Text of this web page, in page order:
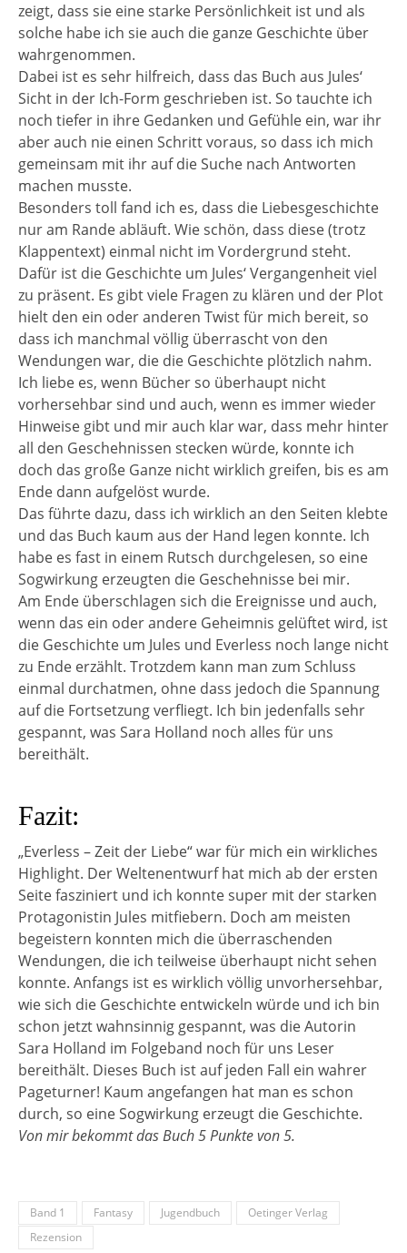
zeigt, dass sie eine starke Persönlichkeit ist und als
solche habe ich sie auch die ganze Geschichte über
wahrgenommen.
Dabei ist es sehr hilfreich, dass das Buch aus Jules‘
Sicht in der Ich-Form geschrieben ist. So tauchte ich
noch tiefer in ihre Gedanken und Gefühle ein, war ihr
aber auch nie einen Schritt voraus, so dass ich mich
gemeinsam mit ihr auf die Suche nach Antworten
machen musste.
Besonders toll fand ich es, dass die Liebesgeschichte
nur am Rande abläuft. Wie schön, dass diese (trotz
Klappentext) einmal nicht im Vordergrund steht.
Dafür ist die Geschichte um Jules‘ Vergangenheit viel
zu präsent. Es gibt viele Fragen zu klären und der Plot
hielt den ein oder anderen Twist für mich bereit, so
dass ich manchmal völlig überrascht von den
Wendungen war, die die Geschichte plötzlich nahm.
Ich liebe es, wenn Bücher so überhaupt nicht
vorhersehbar sind und auch, wenn es immer wieder
Hinweise gibt und mir auch klar war, dass mehr hinter
all den Geschehnissen stecken würde, konnte ich
doch das große Ganze nicht wirklich greifen, bis es am
Ende dann aufgelöst wurde.
Das führte dazu, dass ich wirklich an den Seiten klebte
und das Buch kaum aus der Hand legen konnte. Ich
habe es fast in einem Rutsch durchgelesen, so eine
Sogwirkung erzeugten die Geschehnisse bei mir.
Am Ende überschlagen sich die Ereignisse und auch,
wenn das ein oder andere Geheimnis gelüftet wird, ist
die Geschichte um Jules und Everless noch lange nicht
zu Ende erzählt. Trotzdem kann man zum Schluss
einmal durchatmen, ohne dass jedoch die Spannung
auf die Fortsetzung verfliegt. Ich bin jedenfalls sehr
gespannt, was Sara Holland noch alles für uns
bereithält.
Fazit:
„Everless – Zeit der Liebe“ war für mich ein wirkliches
Highlight. Der Weltenentwurf hat mich ab der ersten
Seite fasziniert und ich konnte super mit der starken
Protagonistin Jules mitfiebern. Doch am meisten
begeistern konnten mich die überraschenden
Wendungen, die ich teilweise überhaupt nicht sehen
konnte. Anfangs ist es wirklich völlig unvorhersehbar,
wie sich die Geschichte entwickeln würde und ich bin
schon jetzt wahnsinnig gespannt, was die Autorin
Sara Holland im Folgeband noch für uns Leser
bereithält. Dieses Buch ist auf jeden Fall ein wahrer
Pageturner! Kaum angefangen hat man es schon
durch, so eine Sogwirkung erzeugt die Geschichte.
Von mir bekommt das Buch 5 Punkte von 5.
Band 1 Fantasy Jugendbuch
Oetinger Verlag
Rezension